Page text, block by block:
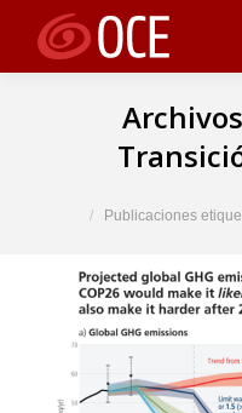
Publicaciones